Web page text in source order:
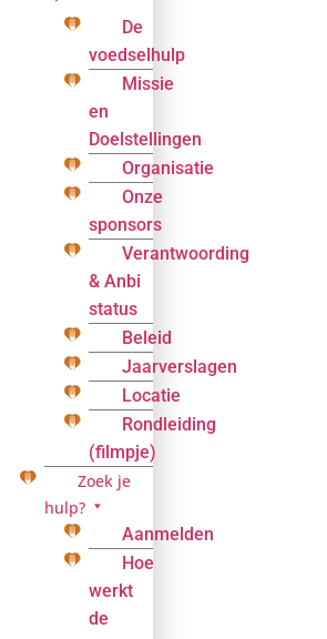
De
voedselhulp
Missie
en
Doelstellingen
Organisatie
Onze
sponsors
Verantwoording
& Anbi
status
Beleid
Jaarverslagen
Locatie
Rondleiding
(filmpje)
Zoek je
hulp?
Aanmelden
Hoe
werkt
de